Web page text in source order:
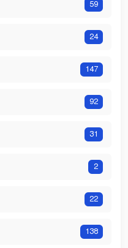
59
24
147
92
31
2
22
138